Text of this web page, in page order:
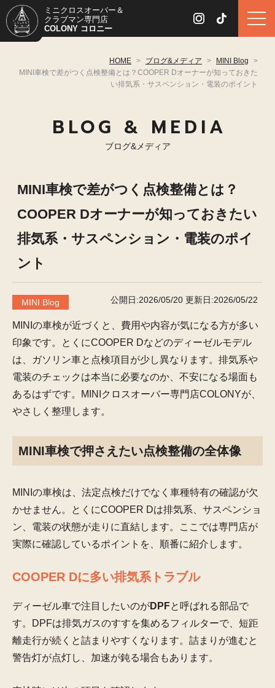
ミニクロスオーバー＆
クラブマン専門店
COLONY コロニー
HOME > ブログ&メディア > MINI Blog
>
MINI車検で差がつく点検整備とは？COOPER Dオーナーが知っておきた
い排気系・サスペンション・電装のポイント
BLOG & MEDIA
ブログ&メディア
MINI車検で差がつく点検整備とは？
COOPER Dオーナーが知っておきたい
排気系・サスペンション・電装のポイ
ント
MINI Blog 公開日:2026/05/20 更新日:2026/05/22
MINIの車検が近づくと、費用や内容が気になる方が多い
印象です。とくにCOOPER Dなどのディーゼルモデル
は、ガソリン車と点検項目が少し異なります。排気系や
電装のチェックは本当に必要なのか、不安になる場面も
あるはずです。MINIクロスオーバー専門店COLONYが、
やさしく整理します。
MINI車検で押さえたい点検整備の全体像
MINIの車検は、法定点検だけでなく車種特有の確認が欠
かせません。とくにCOOPER Dは排気系、サスペンショ
ン、電装の状態が走りに直結します。ここでは専門店が
実際に確認しているポイントを、順番に紹介します。
COOPER Dに多い排気系トラブル
ディーゼル車で注目したいのがDPFと呼ばれる部品で
す。DPFは排気ガスのすすを集めるフィルターで、短距
離走行が続くと詰まりやすくなります。詰まりが進むと
警告灯が点灯し、加速が鈍る場合もあります。